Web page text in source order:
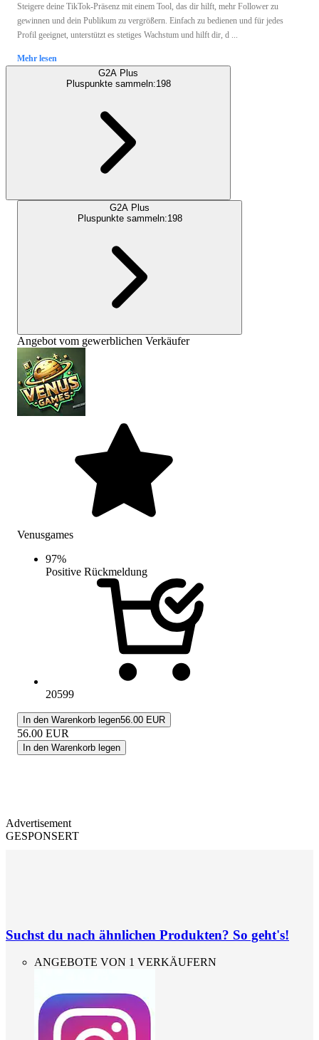
Steigere deine TikTok-Präsenz mit einem Tool, das dir hilft, mehr Follower zu
gewinnen und dein Publikum zu vergrößern. Einfach zu bedienen und für jedes
Profil geeignet, unterstützt es stetiges Wachstum und hilft dir, d ...
Mehr lesen
G2A Plus
Pluspunkte sammeln:198
G2A Plus
Pluspunkte sammeln:198
Angebot vom gewerblichen Verkäufer
Venusgames
97%
Positive Rückmeldung
20599
In den Warenkorb legen56.00 EUR
56.00 EUR
In den Warenkorb legen
Advertisement
GESPONSERT
Suchst du nach ähnlichen Produkten? So geht's!
ANGEBOTE VON 1 VERKÄUFERN